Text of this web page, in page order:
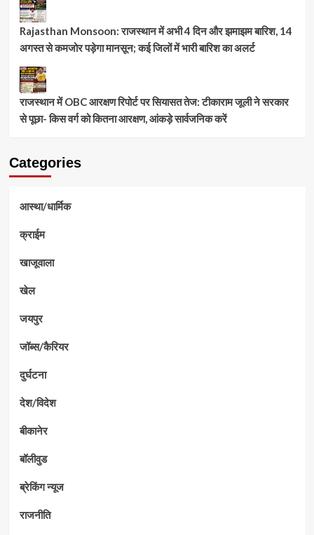
Rajasthan Monsoon: राजस्थान में अभी 4 दिन और झमाझम बारिश, 14
अगस्त से कमजोर पड़ेगा मानसून; कई जिलों में भारी बारिश का अलर्ट
राजस्थान में OBC आरक्षण रिपोर्ट पर सियासत तेज: टीकाराम जूली ने सरकार
से पूछा- किस वर्ग को कितना आरक्षण, आंकड़े सार्वजनिक करें
Categories
आस्था/धार्मिक
क्राईम
खाजूवाला
खेल
जयपुर
जॉब्स/कैरियर
दुर्घटना
देश/विदेश
बीकानेर
बॉलीवुड
ब्रेकिंग न्यूज
राजनीति